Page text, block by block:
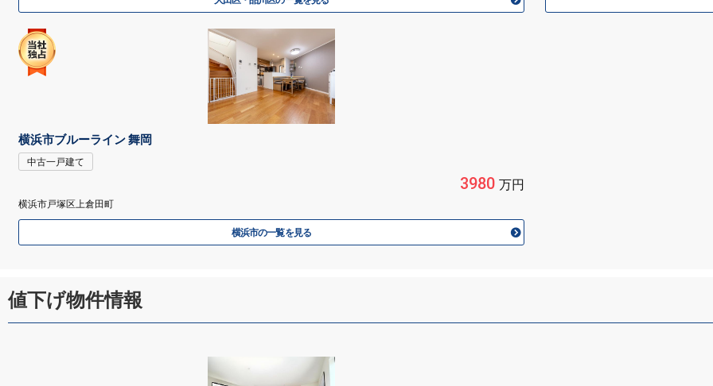
横浜市ブルーライン 舞岡
中古一戸建て
3980万円
横浜市戸塚区上倉田町
横浜市の一覧を見る
値下げ物件情報